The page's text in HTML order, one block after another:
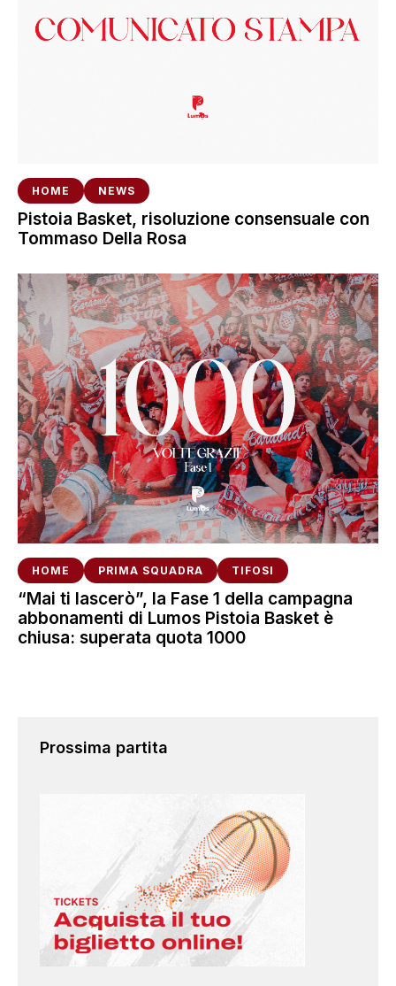
HOME NEWS
Pistoia Basket, risoluzione consensuale con
Tommaso Della Rosa
HOME PRIMA SQUADRA TIFOSI
“Mai ti lascerò”, la Fase 1 della campagna
abbonamenti di Lumos Pistoia Basket è
chiusa: superata quota 1000
Prossima partita